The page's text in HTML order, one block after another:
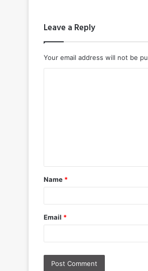
Leave a Reply
Your email address will not be
t
Name *
Email *